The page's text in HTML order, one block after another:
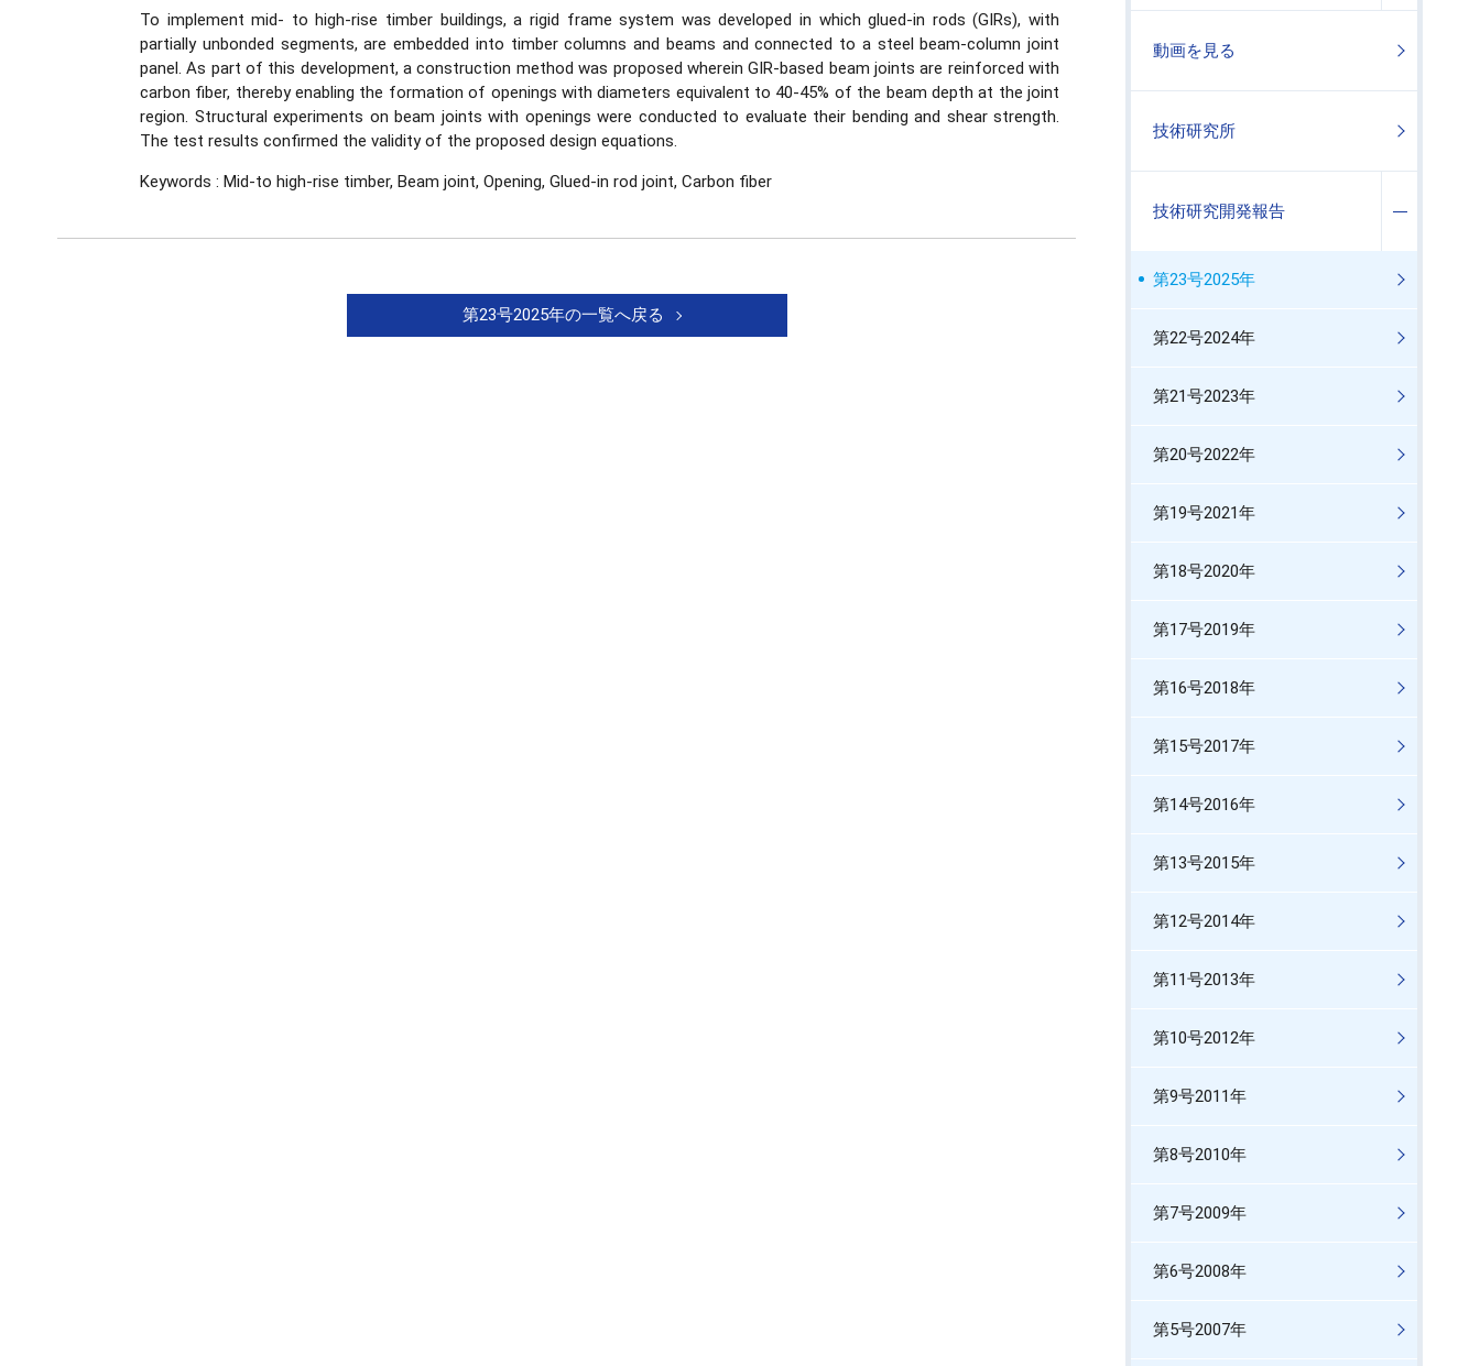
To implement mid- to high-rise timber buildings, a rigid frame system was developed in which glued-in rods (GIRs), with
partially unbonded segments, are embedded into timber columns and beams and connected to a steel beam-column joint
panel. As part of this development, a construction method was proposed wherein GIR-based beam joints are reinforced with
carbon fiber, thereby enabling the formation of openings with diameters equivalent to 40-45% of the beam depth at the joint
region. Structural experiments on beam joints with openings were conducted to evaluate their bending and shear strength.
The test results confirmed the validity of the proposed design equations.
Keywords : Mid-to high-rise timber, Beam joint, Opening, Glued-in rod joint, Carbon fiber
第23号2025年の一覧へ戻る
動画を見る
技術研究所
技術研究開発報告
第23号2025年
第22号2024年
第21号2023年
第20号2022年
第19号2021年
第18号2020年
第17号2019年
第16号2018年
第15号2017年
第14号2016年
第13号2015年
第12号2014年
第11号2013年
第10号2012年
第9号2011年
第8号2010年
第7号2009年
第6号2008年
第5号2007年